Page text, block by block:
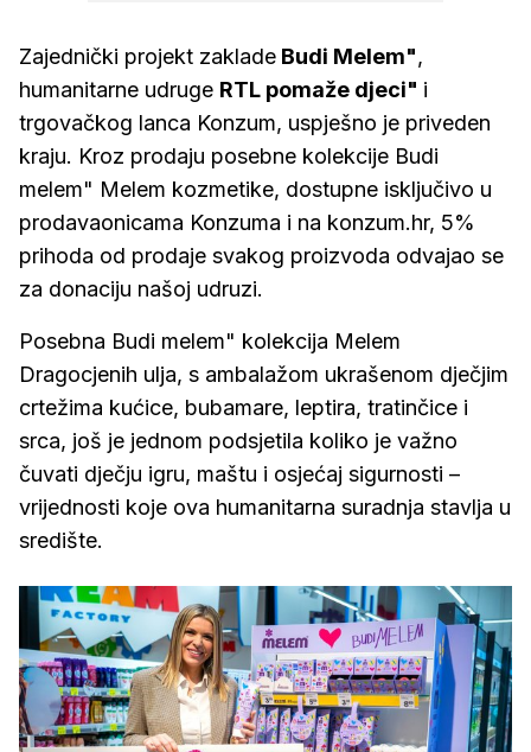
Zajednički projekt zaklade Budi Melem",
humanitarne udruge RTL pomaže djeci" i
trgovačkog lanca Konzum, uspješno je priveden
kraju. Kroz prodaju posebne kolekcije Budi
melem" Melem kozmetike, dostupne isključivo u
prodavaonicama Konzuma i na konzum.hr, 5%
prihoda od prodaje svakog proizvoda odvajao se
za donaciju našoj udruzi.
Posebna Budi melem" kolekcija Melem
Dragocjenih ulja, s ambalažom ukrašenom dječjim
crtežima kućice, bubamare, leptira, tratinčice i
srca, još je jednom podsjetila koliko je važno
čuvati dječju igru, maštu i osjećaj sigurnosti –
vrijednosti koje ova humanitarna suradnja stavlja u
središte.